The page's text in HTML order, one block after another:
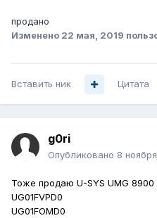
продано
Изменено 22 мая, 2019
Вставить ник Цитата
g0ri
Опубликовано 8
Тоже продаю U-SYS UMG
UG01FVPD0
UG01FOMD0